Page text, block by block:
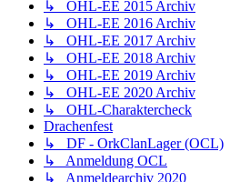
↳ OHL-EE 2015 Archiv
↳ OHL-EE 2016 Archiv
↳ OHL-EE 2017 Archiv
↳ OHL-EE 2018 Archiv
↳ OHL-EE 2019 Archiv
↳ OHL-EE 2020 Archiv
↳ OHL-Charaktercheck
Drachenfest
↳ DF - OrkClanLager (OCL)
↳ Anmeldung OCL
↳ Anmeldearchiv 2020